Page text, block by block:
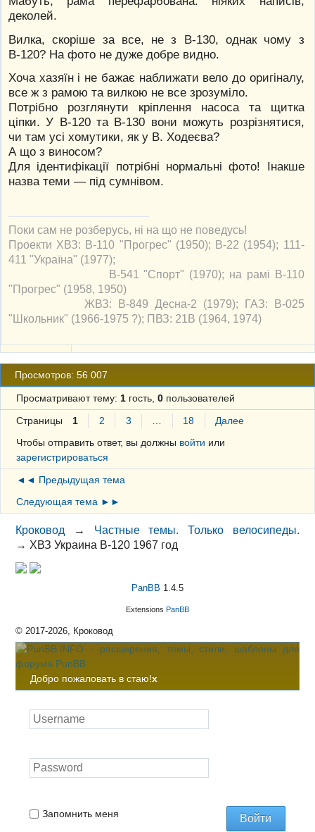
деколей.
Вилка, скоріше за все, не з В-130, однак чому з
В-120? На фото не дуже добре видно.
Хоча хазяїн і не бажає наближати вело до оригіналу,
все ж з рамою та вилкою не все зрозуміло.
Потрібно розглянути кріплення насоса та щитка
ціпки. У В-120 та В-130 вони можуть розрізнятися,
чи там усі хомутики, як у В. Ходеєва?
А що з виносом?
Для ідентифікації потрібні нормальні фото! Інакше
назва теми — під сумнівом.
Поки сам не розберусь, ні на що не поведусь!
Проекти ХВЗ: В-110 "Прогрес" (1950); В-22 (1954); 111-
411 "Україна" (1977);
В-541 "Спорт" (1970); на рамі В-110
"Прогрес" (1958, 1950)
ЖВЗ: В-849 Десна-2 (1979); ГАЗ: В-025
"Школьник" (1966-1975 ?); ПВЗ: 21В (1964, 1974)
Просмотров: 56 007
Просматривают тему: 1гость, 0пользователей
Страницы 1 2 3 18
Далее
Чтобы отправить ответ, вы должны войти или
зарегистрироваться
◄◄ Предыдущая тема
Следующая тема ►►
Кроковод → Частные темы. Только велосипеды.
→ ХВЗ Украина В-120 1967 год
PanBB 1.4.5
Extensions PanBB
© 2017-2026, Кроковод
Добро пожаловать в стаю!x
Запомнить меня